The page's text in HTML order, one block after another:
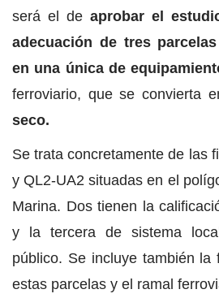
será el de aprobar el
adecuación de tres
en una única de
ferroviario, que se convierta
seco.
Se trata concretamente de las
y QL2-UA2 situadas en el
Marina. Dos tienen la
y la tercera de sistema
público. Se incluye también la
estas parcelas y el ramal